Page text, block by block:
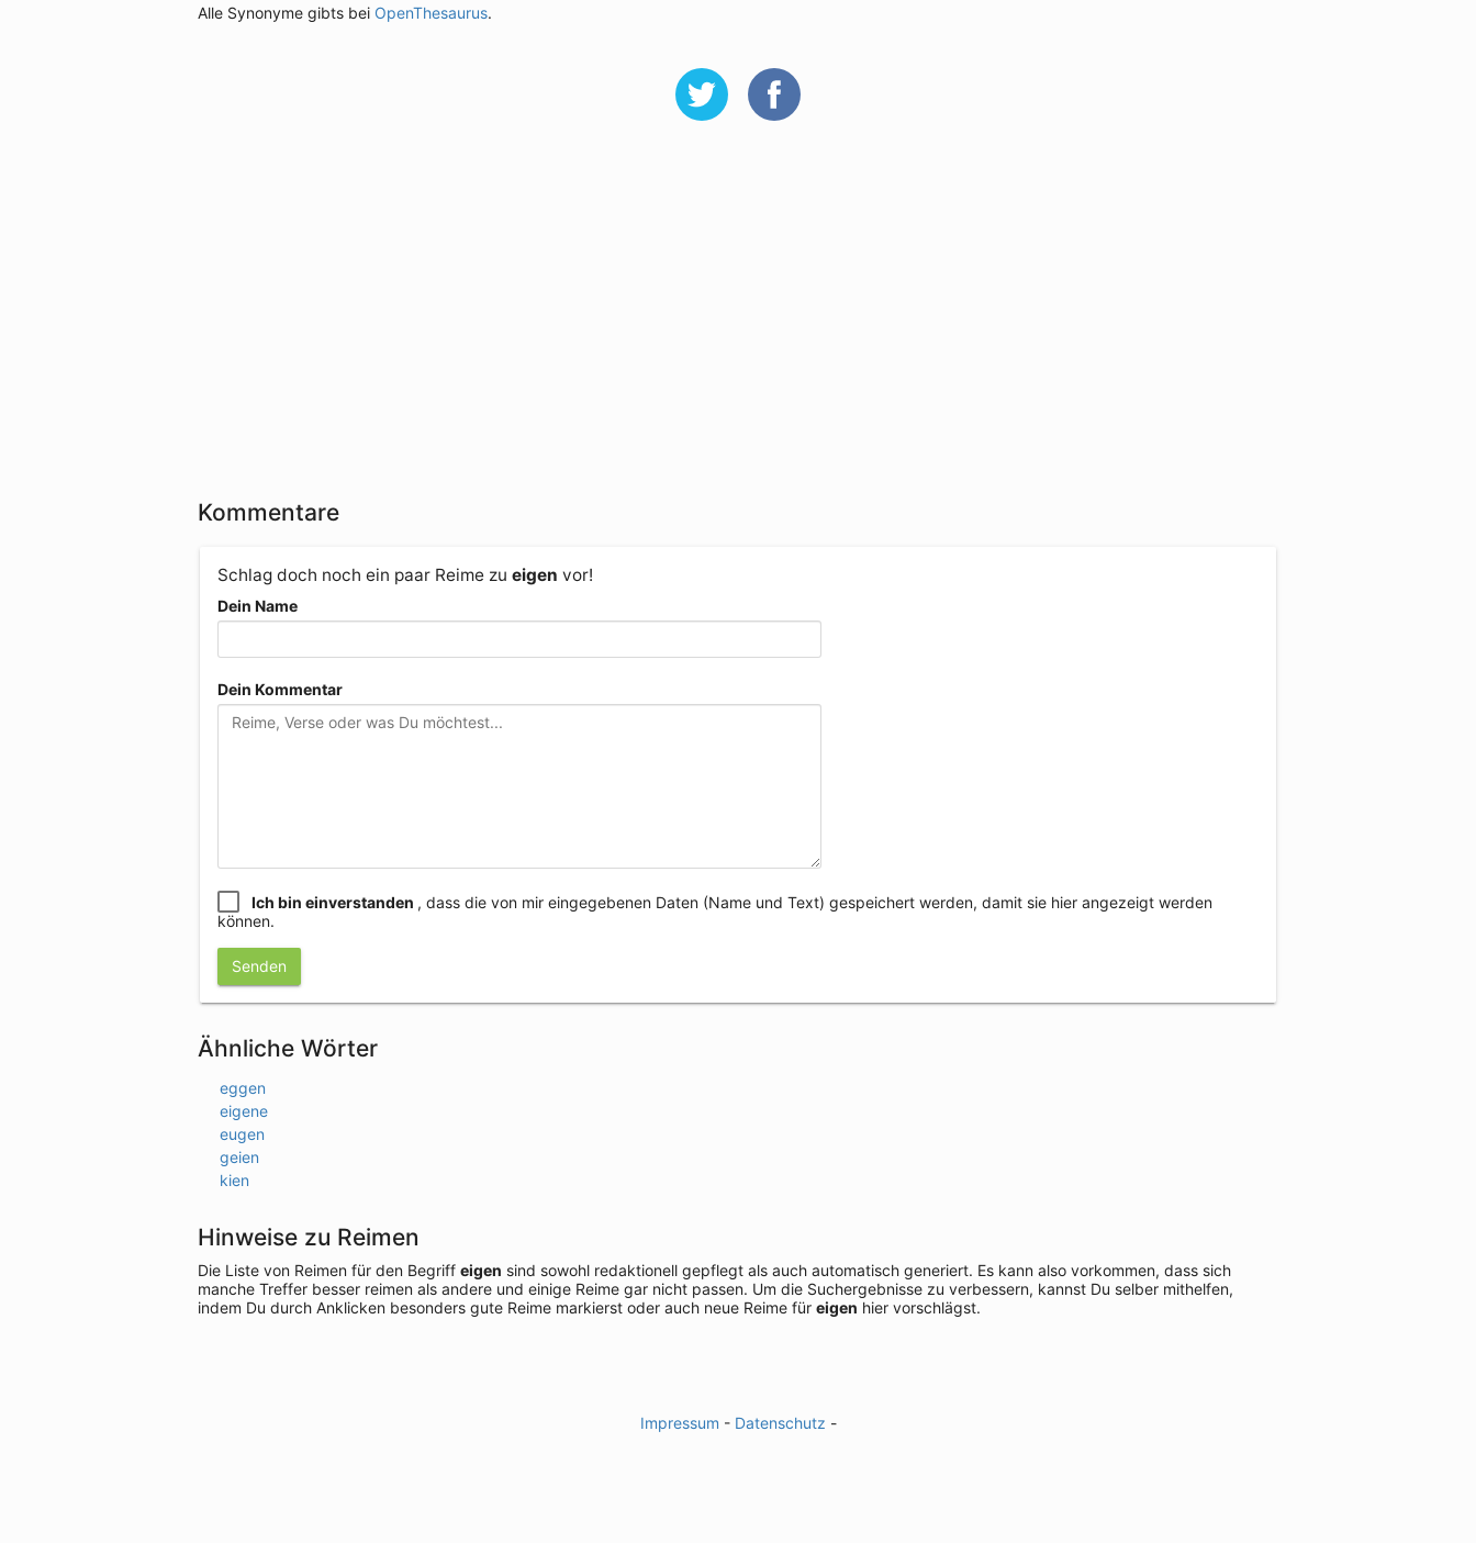
Alle Synonyme gibts bei OpenThesaurus.
Kommentare
Schlag doch noch ein paar Reime zu eigen vor!
Dein Name
Dein Kommentar
Ich bin einverstanden , dass die von mir eingegebenen Daten (Name und Text) gespeichert werden, damit sie hier angezeigt werden
können.
Senden
Ähnliche Wörter
eggen
eigene
eugen
geien
kien
Hinweise zu Reimen
Die Liste von Reimen für den Begriff eigen sind sowohl redaktionell gepflegt als auch automatisch generiert. Es kann also vorkommen, dass sich
manche Treffer besser reimen als andere und einige Reime gar nicht passen. Um die Suchergebnisse zu verbessern, kannst Du selber mithelfen,
indem Du durch Anklicken besonders gute Reime markierst oder auch neue Reime für eigen hier vorschlägst.
Impressum - Datenschutz -